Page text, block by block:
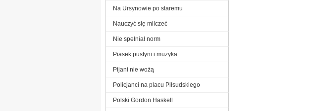
Na Ursynowie po staremu
Nauczyć się milczeć
Nie spełniał norm
Piasek pustyni i muzyka
Pijani nie wożą
Policjanci na placu Piłsudskiego
Polski Gordon Haskell